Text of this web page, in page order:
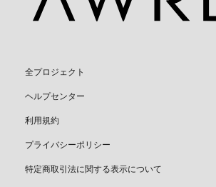
全プロジェクト
ヘルプセンター
利用規約
プライバシーポリシー
特定商取引法に関する表示について